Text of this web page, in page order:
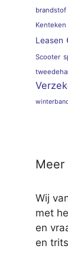
brandstof
Kenteken
Leasen
Scooter
Meer
Wij
met
en
en